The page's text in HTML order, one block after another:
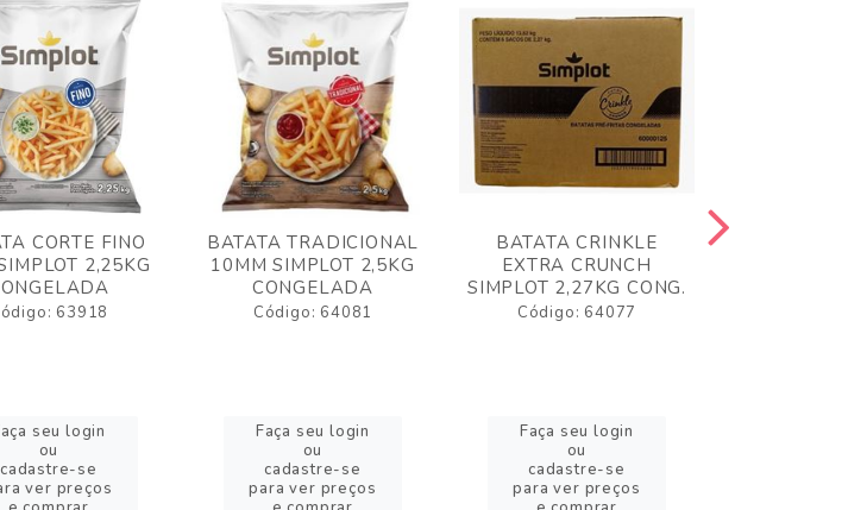
CORTE FINO
2,25KG
63918
seu login
ou
cadastre-se
ver preços
BATATA TRADICIONAL
10MM SIMPLOT 2,5KG
CONGELADA
Código: 64081
Faça seu login
ou
cadastre-se
para ver preços
BATATA CRINKLE
EXTRA CRUNCH
SIMPLOT 2,27KG CONG.
Código: 64077
Faça seu login
ou
cadastre-se
para ver preços